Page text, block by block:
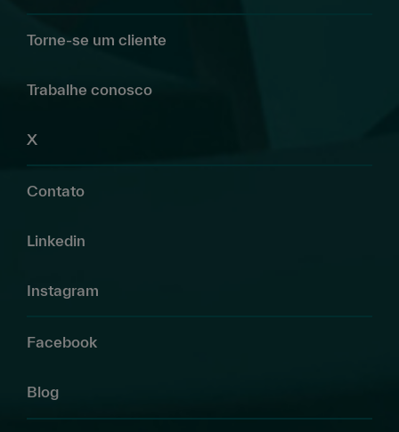
Torne-se um cliente
Trabalhe conosco
X
Contato
Linkedin
Instagram
Facebook
Blog